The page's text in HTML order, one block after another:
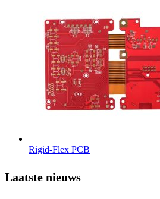
Rigid-Flex PCB
Laatste nieuws